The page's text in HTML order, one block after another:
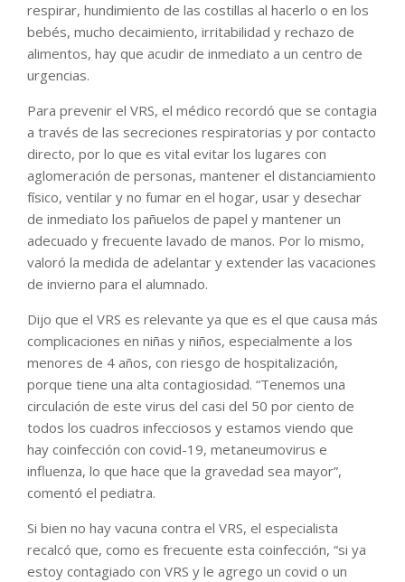
respirar, hundimiento de las costillas al hacerlo o en los
bebés, mucho decaimiento, irritabilidad y rechazo de
alimentos, hay que acudir de inmediato a un centro de
urgencias.
Para prevenir el VRS, el médico recordó que se contagia
a través de las secreciones respiratorias y por contacto
directo, por lo que es vital evitar los lugares con
aglomeración de personas, mantener el distanciamiento
físico, ventilar y no fumar en el hogar, usar y desechar
de inmediato los pañuelos de papel y mantener un
adecuado y frecuente lavado de manos. Por lo mismo,
valoró la medida de adelantar y extender las vacaciones
de invierno para el alumnado.
Dijo que el VRS es relevante ya que es el que causa más
complicaciones en niñas y niños, especialmente a los
menores de 4 años, con riesgo de hospitalización,
porque tiene una alta contagiosidad. “Tenemos una
circulación de este virus del casi del 50 por ciento de
todos los cuadros infecciosos y estamos viendo que
hay coinfección con covid-19, metaneumovirus e
influenza, lo que hace que la gravedad sea mayor”,
comentó el pediatra.
Si bien no hay vacuna contra el VRS, el especialista
recalcó que, como es frecuente esta coinfección, “si ya
estoy contagiado con VRS y le agrego un covid o un